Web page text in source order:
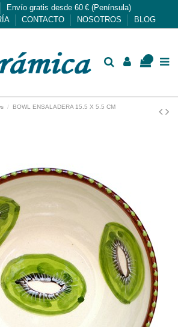
Envío gratis desde 60 € (Península)
CONTACTO NOSOTROS BLOG
BOWL ENSALADERA 15.5 X 5.5 CM